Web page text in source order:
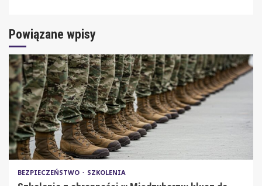
Powiązane wpisy
BEZPIECZEŃSTWO SZKOLENIA